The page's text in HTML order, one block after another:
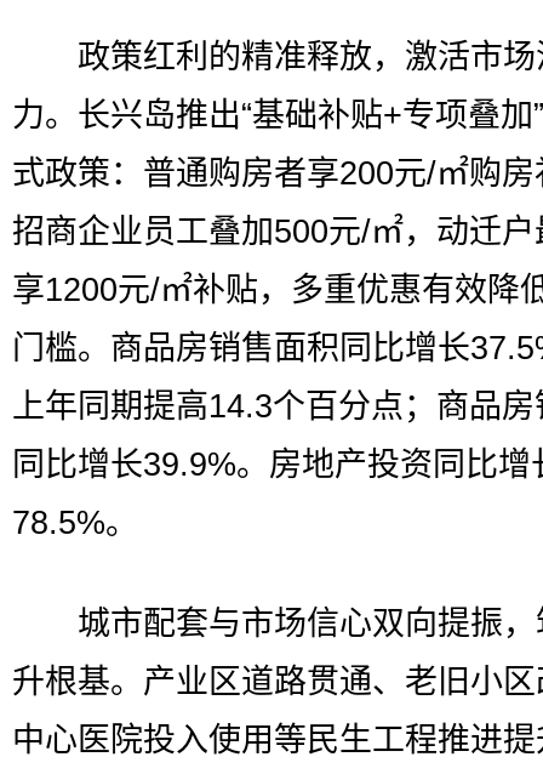
政策红利的精准释放，激活市场
力。长兴岛推出“基础补贴+专项叠加
式政策：普通购房者享200元/㎡购
招商企业员工叠加500元/㎡，动迁
享1200元/㎡补贴，多重优惠有效降
门槛。商品房销售面积同比增长
上年同期提高14.3个百分点；商品
同比增长39.9%。房地产投资同比增
78.5%。
城市配套与市场信心双向提振，
升根基。产业区道路贯通、老旧小
中心医院投入使用等民生工程推进